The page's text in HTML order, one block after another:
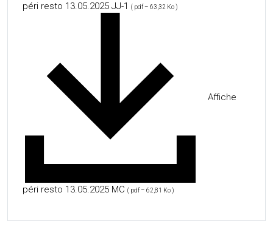
péri resto 13.05.2025 JJ-1 ( pdf – 63,32 Ko )
Affiche
péri resto 13.05.2025 MC ( pdf – 62,81 Ko )